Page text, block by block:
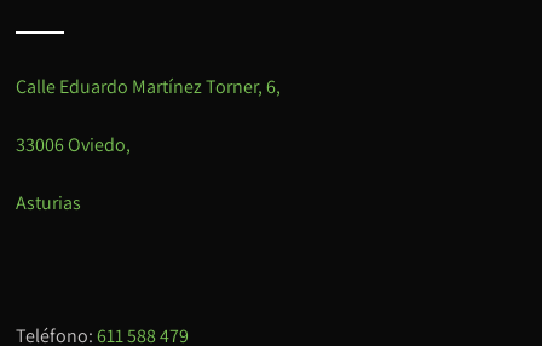
Calle Eduardo Martínez Torner, 6,
33006 Oviedo,
Asturias
Teléfono:611 588 479